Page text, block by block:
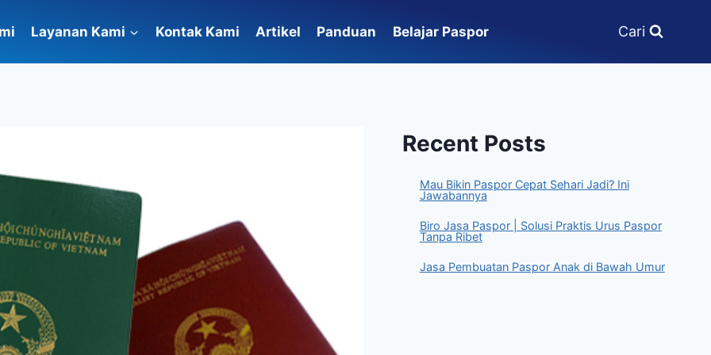
Layanan Kami Kontak Kami Artikel Panduan Belajar Paspor Cari
Recent Posts
Mau Bikin Paspor Cepat Sehari Jadi? Ini
Jawabannya
Biro Jasa Paspor | Solusi Praktis Urus Paspor
Tanpa Ribet
Jasa Pembuatan Paspor Anak di Bawah Umur